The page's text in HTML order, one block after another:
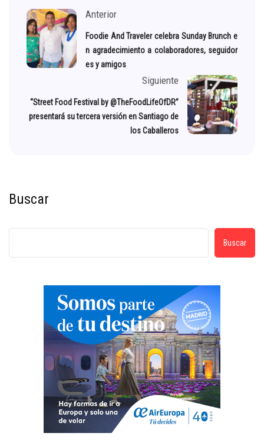
Anterior
Foodie And Traveler celebra Sunday Brunch e
n agradecimiento a colaboradores, seguidor
es y amigos
Siguiente
“Street Food Festival by @TheFoodLifeOfDR”
presentará su tercera versión en Santiago de
los Caballeros
Buscar
Buscar